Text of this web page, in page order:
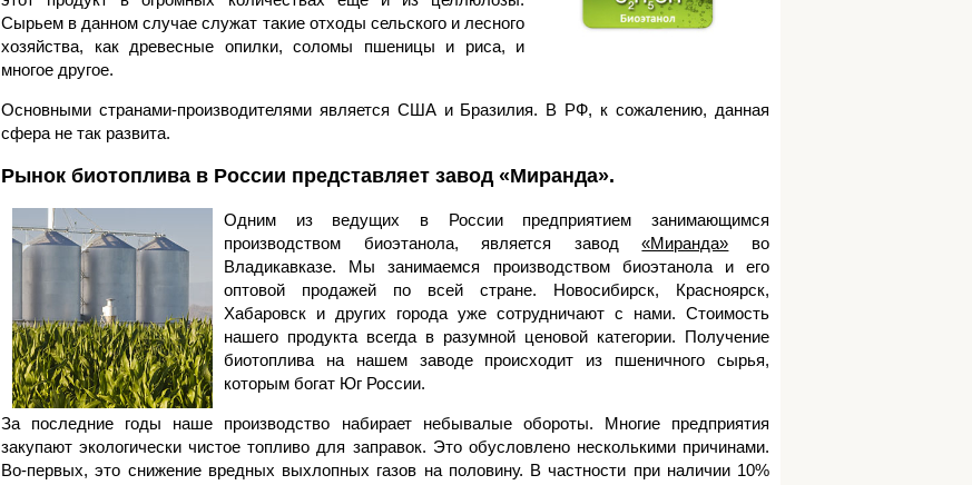
Сырьем в данном случае служат такие отходы сельского и лесного
хозяйства, как древесные опилки, соломы пшеницы и риса, и
многое другое.
Основными странами-производителями является США и Бразилия. В РФ, к сожалению, данная
сфера не так развита.
Рынок биотоплива в России представляет завод «Миранда».
Одним из ведущих в России предприятием занимающимся
производством биоэтанола, является завод«Миранда» во
Владикавказе. Мы занимаемся производством биоэтанола и его
оптовой продажей по всей стране. Новосибирск, Красноярск,
Хабаровск и других города уже сотрудничают с нами. Стоимость
нашего продукта всегда в разумной ценовой категории. Получение
биотоплива на нашем заводе происходит из пшеничного сырья,
которым богат Юг России.
За последние годы наше производство набирает небывалые обороты. Многие предприятия
закупают экологически чистое топливо для заправок. Это обусловлено несколькими причинами.
Во-первых, это снижение вредных выхлопных газов на половину. В частности при наличии 10%